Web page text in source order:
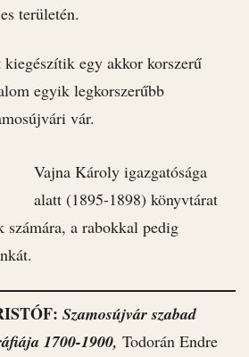
területén.
kiegészítik egy akkor korszerű
egyik legkorszerűbb
vár.
Vajna Károly igazgatósága
alatt (1895-1898) könyvtárat
számára, a rabokkal pedig
Szamosújvár szabad
1700-1900, Todorán Endre